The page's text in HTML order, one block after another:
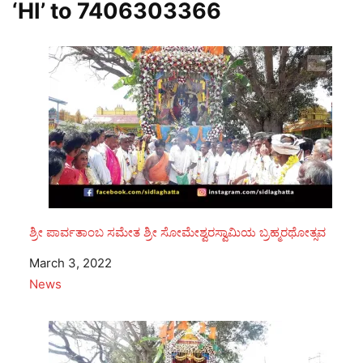
‘HI’ to 7406303366
ಶ್ರೀ ಪಾರ್ವತಾಂಬ ಸಮೇತ ಶ್ರೀ ಸೋಮೇಶ್ವರಸ್ವಾಮಿಯ ಬ್ರಹ್ಮರಥೋತ್ಸವ
Date
March 3, 2022
In relation to
News